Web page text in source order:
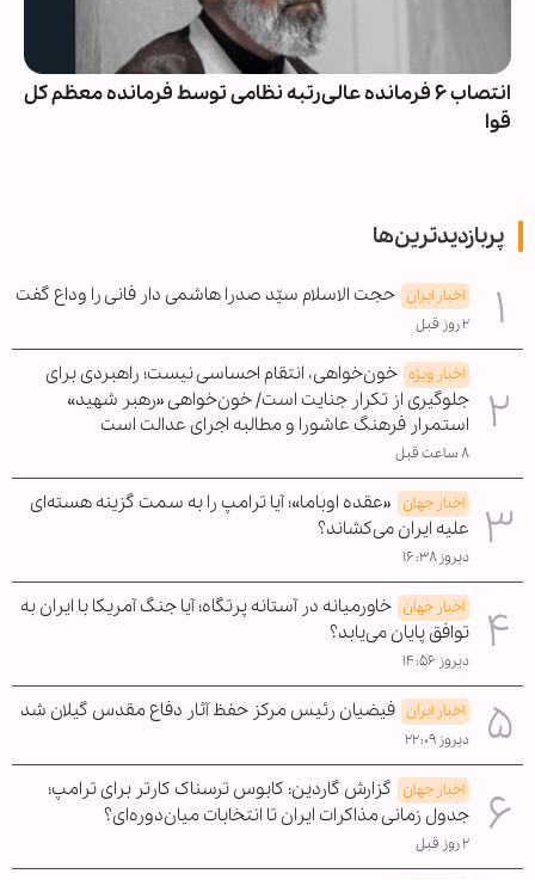
انتصاب ۶ فرمانده عالی‌رتبه نظامی توسط فرمانده معظم کل
قوا
پربازدیدترین‌ها
اخبار ایران حجت الاسلام سیّد صدرا هاشمی دار فانی را وداع گفت
۲ روز قبل
اخبار ویژه خون‌خواهی، انتقام احساسی نیست؛ راهبردی برای
جلوگیری از تکرار جنایت است/ خون‌خواهی «رهبر شهید»
استمرار فرهنگ عاشورا و مطالبه اجرای عدالت است
۸ ساعت قبل
اخبار جهان «عقده اوباما»؛ آیا ترامپ را به سمت گزینه هسته‌ای
علیه ایران می‌کشاند؟
دیروز ۱۶:۳۸
اخبار جهان خاورمیانه در آستانه پرتگاه؛ آیا جنگ آمریکا با ایران به
توافق پایان می‌یابد؟
دیروز ۱۴:۵۶
اخبار ایران فیضیان رئیس مرکز حفظ آثار دفاع مقدس گیلان شد
دیروز ۲۲:۰۹
اخبار جهان گزارش گاردین: کابوس ترسناک کارتر برای ترامپ؛
جدول زمانی مذاکرات ایران تا انتخابات میان‌دوره‌ای؟
۲ روز قبل